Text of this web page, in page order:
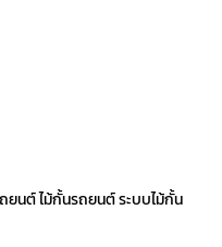
นต์ ไม้กั้นรถยนต์ ระบบไม้กั้น